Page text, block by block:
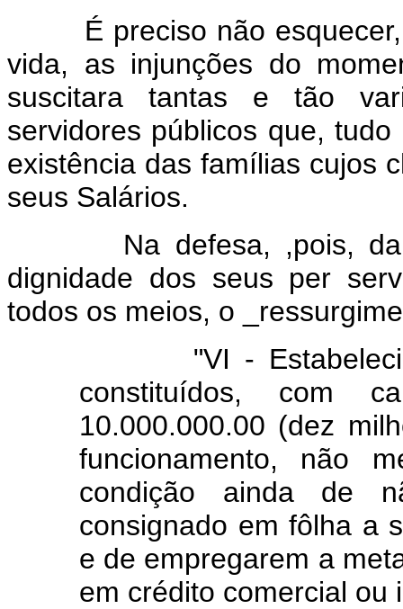
É preciso não esquecer,
vida, as injunções do
suscitara tantas e tão
servidores públicos que,
existência das famílias cujos
seus Salários.
Na defesa, ,pois, da
dignidade dos seus per
todos os meios, o
"VI -
constituídos, com
10.000.000.00 (dez
funcionamento, não
condição ainda de
consignado em fôlha a
e de empregarem a
em crédito comercial ou